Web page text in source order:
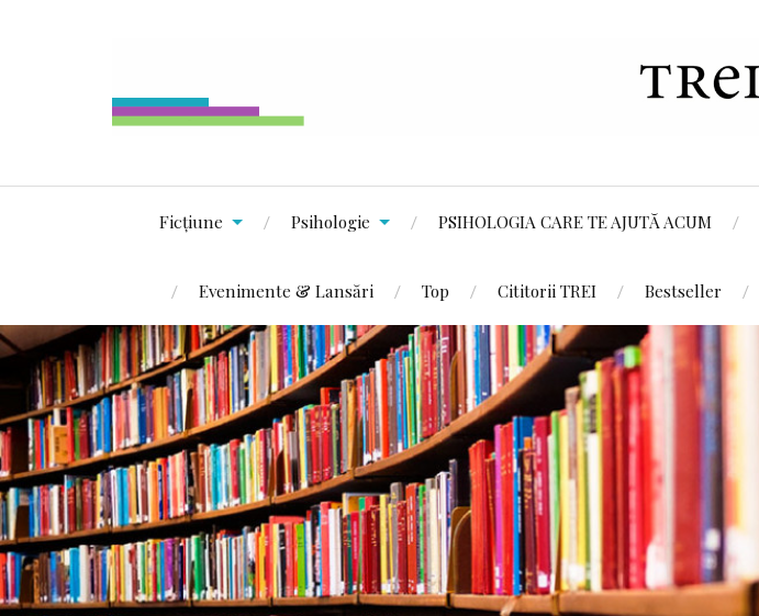
Ficțiune Psihologie PSIHOLOGIA CARE TE AJUTĂ ACUM
Evenimente & Lansări Top Cititorii TREI Bestseller